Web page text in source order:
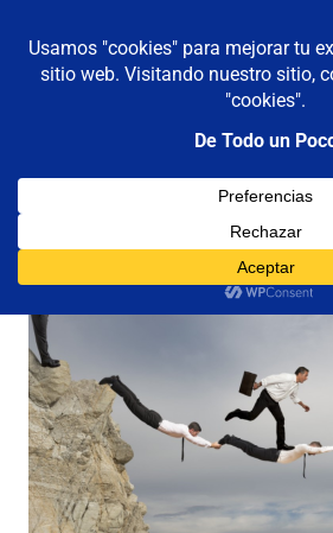
contenido
De todo un poco
Reflexiones,
Viajes